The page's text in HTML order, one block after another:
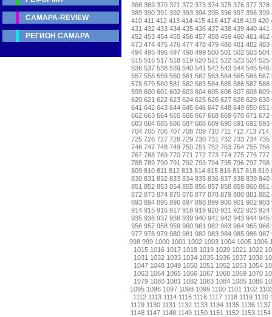
368 369 370 371 372 373 374 375 376 377 378
389 390 391 392 393 394 395 396 397 398 399
410 411 412 413 414 415 416 417 418 419 420
431 432 433 434 435 436 437 438 439 440 441
452 453 454 455 456 457 458 459 460 461 462
473 474 475 476 477 478 479 480 481 482 483
494 495 496 497 498 499 500 501 502 503 504
515 516 517 518 519 520 521 522 523 524 525
536 537 538 539 540 541 542 543 544 545 546
557 558 559 560 561 562 563 564 565 566 567
578 579 580 581 582 583 584 585 586 587 588
599 600 601 602 603 604 605 606 607 608 609
620 621 622 623 624 625 626 627 628 629 630
641 642 643 644 645 646 647 648 649 650 651
662 663 664 665 666 667 668 669 670 671 672
683 684 685 686 687 688 689 690 691 692 693
704 705 706 707 708 709 710 711 712 713 714
725 726 727 728 729 730 731 732 733 734 735
746 747 748 749 750 751 752 753 754 755 756
767 768 769 770 771 772 773 774 775 776 777
788 789 790 791 792 793 794 795 796 797 798
809 810 811 812 813 814 815 816 817 818 819
830 831 832 833 834 835 836 837 838 839 840
851 852 853 854 855 856 857 858 859 860 861
872 873 874 875 876 877 878 879 880 881 882
893 894 895 896 897 898 899 900 901 902 903
914 915 916 917 918 919 920 921 922 923 924
935 936 937 938 939 940 941 942 943 944 945
956 957 958 959 960 961 962 963 964 965 966
977 978 979 980 981 982 983 984 985 986 987
998 999 1000 1001 1002 1003 1004 1005 1006
1015 1016 1017 1018 1019 1020 1021 1022
1031 1032 1033 1034 1035 1036 1037 1038
1047 1048 1049 1050 1051 1052 1053 1054
1063 1064 1065 1066 1067 1068 1069 1070
1079 1080 1081 1082 1083 1084 1085 1086
1095 1096 1097 1098 1099 1100 1101 1102
1112 1113 1114 1115 1116 1117 1118 1119 1120
1129 1130 1131 1132 1133 1134 1135 1136 1137
1146 1147 1148 1149 1150 1151 1152 1153 1154
САМАРА-REVIEW
РЕГИОН САМАРА